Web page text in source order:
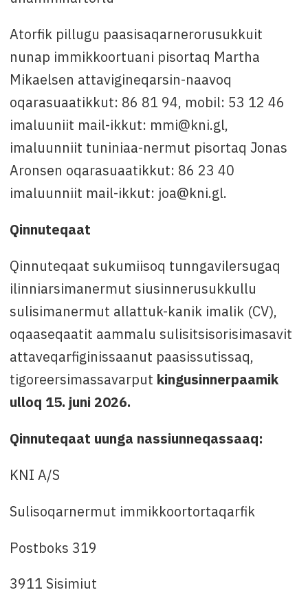
Atorfik pillugu paasisaqarnerorusukkuit
nunap immikkoortuani pisortaq Martha
Mikaelsen attavigineqarsin-naavoq
oqarasuaatikkut: 86 81 94, mobil: 53 12 46
imaluuniit mail-ikkut: mmi@kni.gl,
imaluunniit tuniniaa-nermut pisortaq Jonas
Aronsen oqarasuaatikkut: 86 23 40
imaluunniit mail-ikkut: joa@kni.gl.
Qinnuteqaat
Qinnuteqaat sukumiisoq tunngavilersugaq
ilinniarsimanermut siusinnerusukkullu
sulisimanermut allattuk-kanik imalik (CV),
oqaaseqaatit aammalu sulisitsisorisimasavit
attaveqarfiginissaanut paasissutissaq,
tigoreersimassavarput kingusinnerpaamik
ulloq 15. juni 2026.
Qinnuteqaat uunga nassiunneqassaaq:
KNI A/S
Sulisoqarnermut immikkoortortaqarfik
Postboks 319
3911 Sisimiut